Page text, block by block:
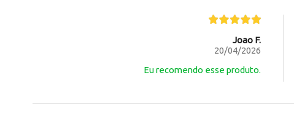
Joao F.
20/04/2026
Eu recomendo esse produto.